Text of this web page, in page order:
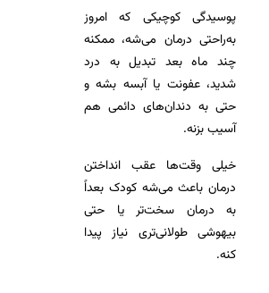
پوسیدگی کوچیکی که امروز
به‌راحتی درمان می‌شه، ممکنه
چند ماه بعد تبدیل به درد
شدید، عفونت یا آبسه بشه و
حتی به دندان‌های دائمی هم
آسیب بزنه.
خیلی وقت‌ها عقب انداختن
درمان باعث می‌شه کودک بعداً
به درمان سخت‌تر یا حتی
بیهوشی طولانی‌تری نیاز پیدا
کنه.